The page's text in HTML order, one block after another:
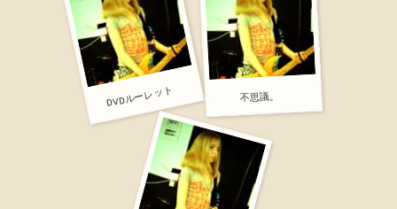
DVDルーレット 不思議。